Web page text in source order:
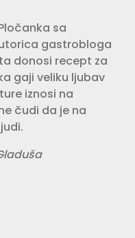
sa
gastrobloga
donosi recept za
gaji veliku lju­bav
iznosi na
čudi da je na